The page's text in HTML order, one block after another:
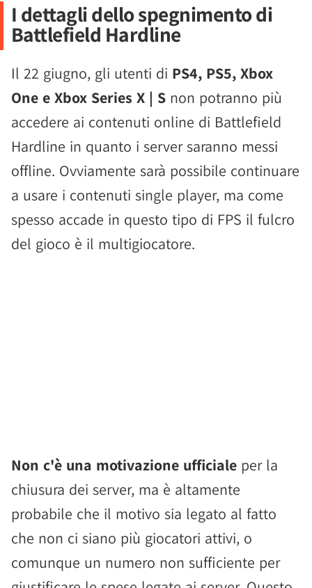
I dettagli dello spegnimento di
Battlefield Hardline
Il 22 giugno, gli utenti di PS4, PS5, Xbox
One e Xbox Series X | S non potranno più
accedere ai contenuti online di Battlefield
Hardline in quanto i server saranno messi
offline. Ovviamente sarà possibile continuare
a usare i contenuti single player, ma come
spesso accade in questo tipo di FPS il fulcro
del gioco è il multigiocatore.
Non c'è una motivazione ufficiale per la
chiusura dei server, ma è altamente
probabile che il motivo sia legato al fatto
che non ci siano più giocatori attivi, o
comunque un numero non sufficiente per